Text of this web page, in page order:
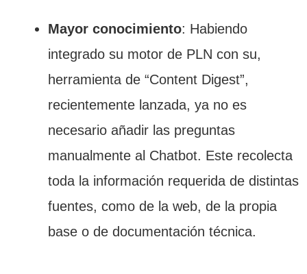
Mayor conocimiento: Habiendo
integrado su motor de PLN con su,
herramienta de “Content Digest”,
recientemente lanzada, ya no es
necesario añadir las preguntas
manualmente al Chatbot. Este recolecta
toda la información requerida de distintas
fuentes, como de la web, de la propia
base o de documentación técnica.